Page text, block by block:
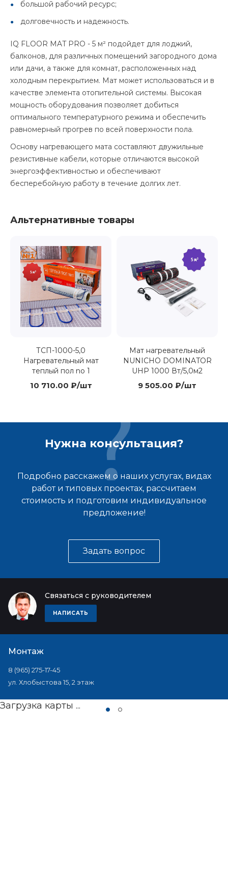
большой рабочий ресурс;
долговечность и надежность.
IQ FLOOR MAT PRO - 5 м² подойдет для лоджий,
балконов, для различных помещений загородного дома
или дачи, а также для комнат, расположенных над
холодным перекрытием. Мат может использоваться и в
качестве элемента отопительной системы. Высокая
мощность оборудования позволяет добиться
оптимального температурного режима и обеспечить
равномерный прогрев по всей поверхности пола.
Основу нагревающего мата составляют двужильные
резистивные кабели, которые отличаются высокой
энергоэффективностью и обеспечивают
бесперебойную работу в течение долгих лет.
Альтернативные товары
ТСП-1000-5,0
Нагревательный мат
теплый пол no 1
10 710.00 ₽/шт
Мат нагревательный
NUNICHO DOMINATOR
UHP 1000 Вт/5,0м2
9 505.00 ₽/шт
Нужна консультация?
Подробно расскажем о наших услугах, видах
работ и типовых проектах, рассчитаем
стоимость и подготовим индивидуальное
предложение!
Задать вопрос
Связаться с руководителем
НАПИСАТЬ
Монтаж
8 (965) 275-17-45
ул. Хлобыстова 15, 2 этаж
Загрузка карты ...